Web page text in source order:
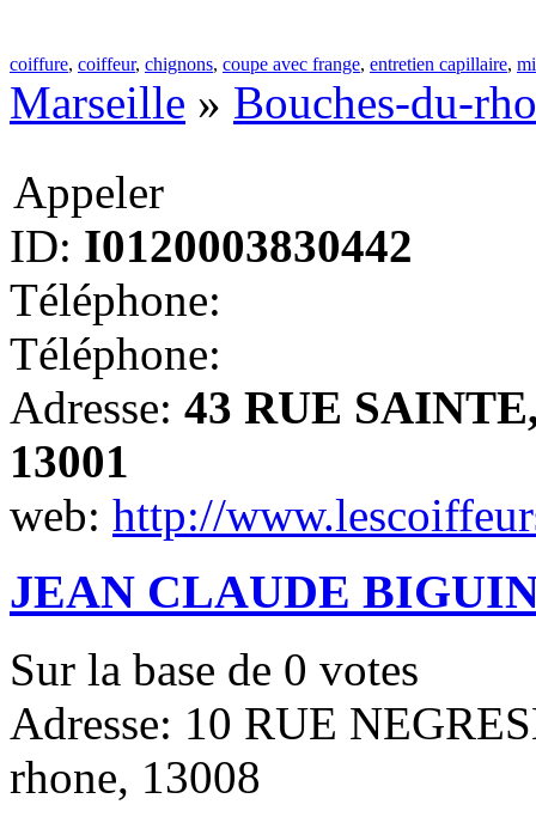
coiffure, coiffeur, chignons, coupe avec frange, entretien capillaire,
Marseille » Bouches-du-
Appeler
ID: I0120003830442
Téléphone:
Téléphone:
Adresse: 43 RUE
13001
web: http://
JEAN CLAUDE
Sur la base de 0 votes
Adresse: 10 RUE
rhone, 13008